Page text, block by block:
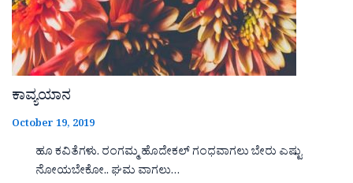
ಕಾವ್ಯಯಾನ
October 19, 2019
ಹೂ ಕವಿತೆಗಳು. ರಂಗಮ್ಮ ಹೊದೇಕಲ್ ಗಂಧವಾಗಲು ಬೇರು ಎಷ್ಟು
ನೋಯಬೇಕೋ.. ಘಮ ವಾಗಲು…